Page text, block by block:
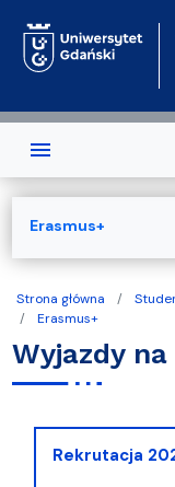
Strona główna
Erasmus+
Wyjazdy
Rekrutacja
Erasmus+